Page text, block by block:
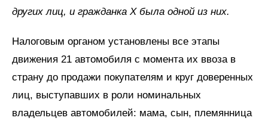
других лиц, и гражданка Х была одной из них.
Налоговым органом установлены все этапы
движения 21 автомобиля с момента их ввоза в
страну до продажи покупателям и круг доверенных
лиц, выступавших в роли номинальных
владельцев автомобилей: мама, сын, племянница